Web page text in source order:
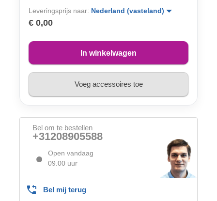
Leveringsprijs naar: Nederland (vasteland)
€ 0,00
In winkelwagen
Voeg accessoires toe
Bel om te bestellen
+31208905588
Open vandaag
09.00 uur
Bel mij terug